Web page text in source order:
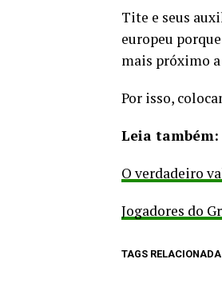
Tite e seus
europeu
mais próximo a
Por isso,
Leia também:
O verdadeiro
Jogadores do
TAGS